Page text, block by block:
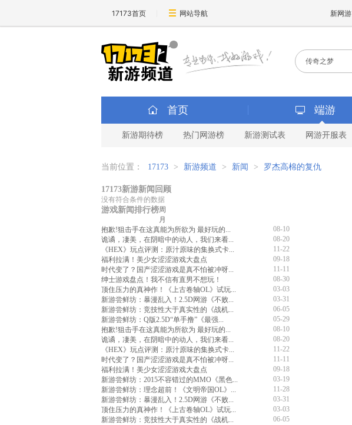
17173首页 网站导航 新网游
首页 端游
新游期待榜 热门网游榜 新游测试表 网游开服表
当前位置： 17173 > 新游频道 > 新闻 > 罗杰高棉的复仇
17173新游新闻回顾
没有符合条件的数据
游戏新闻排行榜周
月
08-10
抱歉!狙击手在这真能为所欲为 最好玩的...
08-20
诡谲，凄美，在阴暗中的动人，我们来看...
11-22
《HEX》玩点评测：原汁原味的集换式卡...
09-18
福利拉满！美少女涩涩游戏大盘点
11-11
时代变了？国产涩涩游戏是真不怕被冲呀...
08-30
绅士游戏盘点！我不信有直男不想玩！
03-03
顶住压力的真神作！《上古卷轴OL》试玩...
03-31
新游尝鲜坊：暴漫乱入！2.5D网游《不败...
06-05
新游尝鲜坊：竞技性大于真实性的《战机...
05-29
新游尝鲜坊：Q版2.5D“单手撸”《最强...
08-10
抱歉!狙击手在这真能为所欲为 最好玩的...
08-20
诡谲，凄美，在阴暗中的动人，我们来看...
11-22
《HEX》玩点评测：原汁原味的集换式卡...
11-11
时代变了？国产涩涩游戏是真不怕被冲呀...
09-18
福利拉满！美少女涩涩游戏大盘点
03-19
新游尝鲜坊：2015不容错过的MMO《黑色...
11-28
新游尝鲜坊：理念超前！《文明帝国OL》...
03-31
新游尝鲜坊：暴漫乱入！2.5D网游《不败...
03-03
顶住压力的真神作！《上古卷轴OL》试玩...
06-05
新游尝鲜坊：竞技性大于真实性的《战机...